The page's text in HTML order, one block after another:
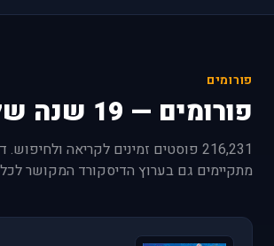
פורומים
פורומים — 19 שנה של דיונים
216,231 פוסטים זמינים לקריאה
מתקיימים גם בערוץ הדיסקורד המקושר